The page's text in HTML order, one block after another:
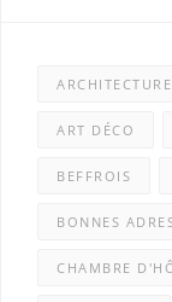
ARCHITECTURE
ART DÉCO
BEFFROIS
BONNES
CHAMBRE